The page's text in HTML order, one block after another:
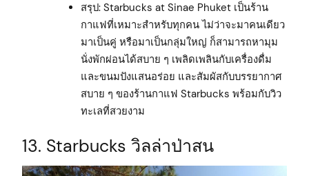
สรุป: Starbucks at Sinae Phuket เป็นร้าน
กาแฟที่เหมาะสำหรับทุกคน ไม่ว่าจะมาคนเดียว
มาเป็นคู่ หรือมาเป็นกลุ่มใหญ่ ก็สามารถหามุม
นั่งพักผ่อนได้สบาย ๆ เพลิดเพลินกับเครื่องดื่ม
และขนมปังแสนอร่อย และสัมผัสกับบรรยากาศ
สบาย ๆ ของร้านกาแฟ Starbucks พร้อมกับวิว
ทะเลที่สวยงาม
13. Starbucks วิลล่าป่าสน